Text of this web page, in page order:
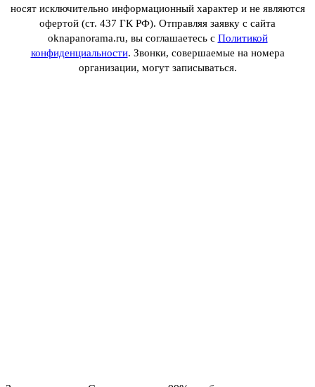
носят исключительно информационный характер и не являются
офертой (ст. 437 ГК РФ). Отправляя заявку с сайта
oknapanorama.ru, вы соглашаетесь с Политикой
конфиденциальности. Звонки, совершаемые на номера
организации, могут записываться.